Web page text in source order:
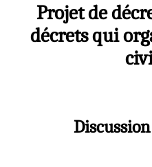
Projet de
décrets qui